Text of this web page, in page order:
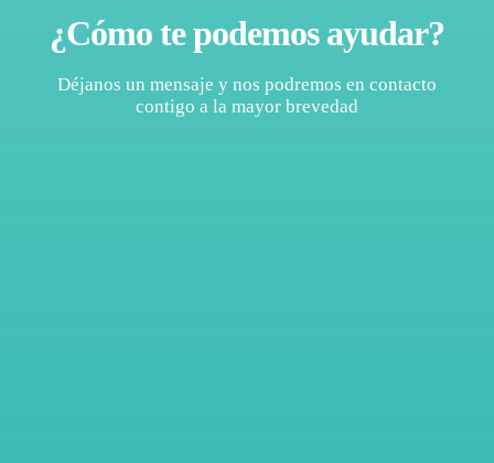
¿Cómo te podemos ayudar?
Déjanos un mensaje y nos podremos en contacto
contigo a la mayor brevedad